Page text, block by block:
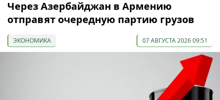
Через Азербайджан в Армению
отправят очередную партию грузов
ЭКОНОМИКА 07 АВГУСТА 2026 09:51